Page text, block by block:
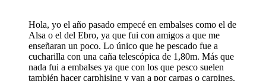
Hola, yo el año pasado empecé en embalses como el de
Alsa o el del Ebro, ya que fui con amigos a que me
enseñaran un poco. Lo único que he pescado fue a
cucharilla con una caña telescópica de 1,80m. Más que
nada fui a embalses ya que con los que pesco suelen
también hacer carphising y van a por carpas o carpines.